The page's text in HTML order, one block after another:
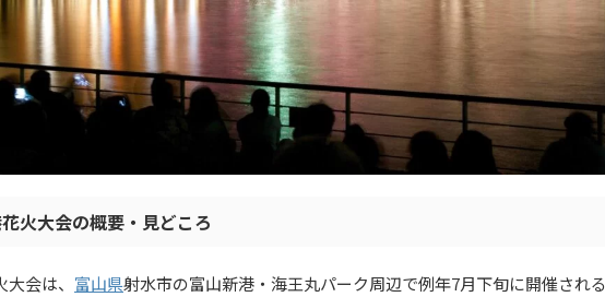
火大会の概要・見どころ
会は、 富山県射水市の富山新港・海王丸パーク周辺で例年7月下旬に開催される